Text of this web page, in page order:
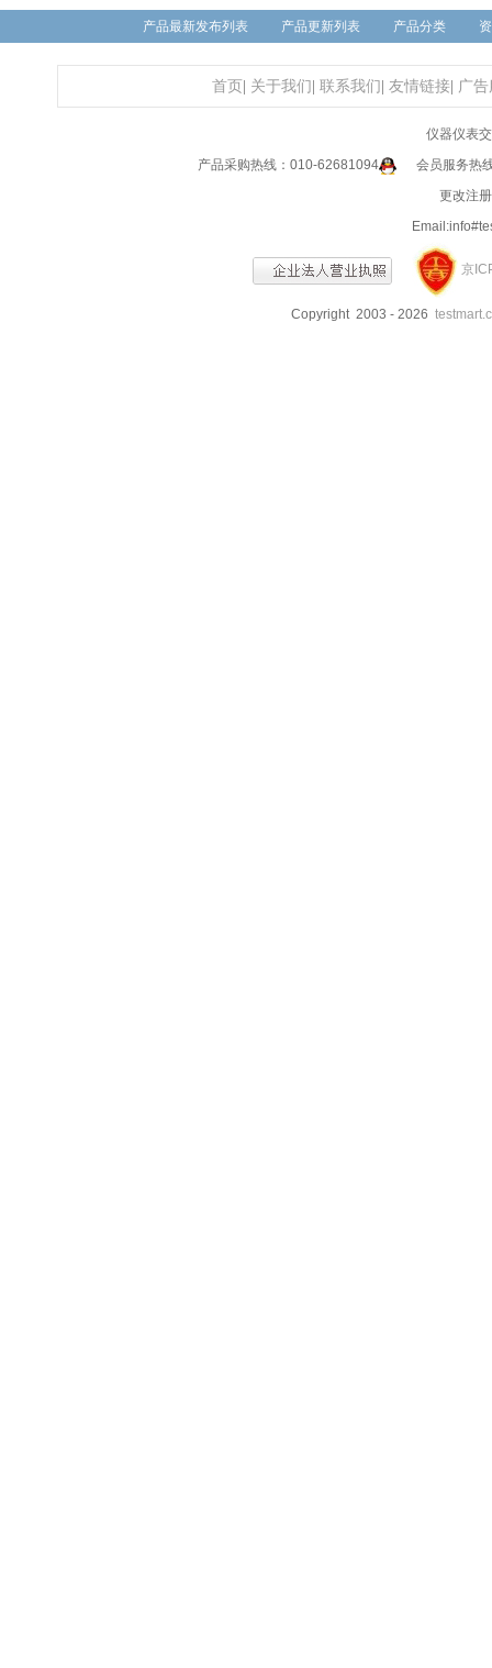
产品最新发布列表 产品更新列表 产品分类
首页 关于我们 联系我们 友情链接| 广告
仪器仪表
产品采购热线：010-62681094
会员服务热
更改注
京
Copyright 2003 - 2026